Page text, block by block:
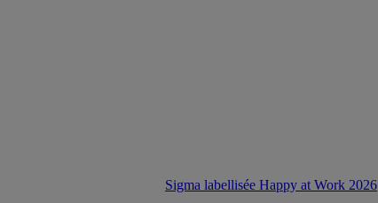
Sigma labellisée Happy at Work 2026